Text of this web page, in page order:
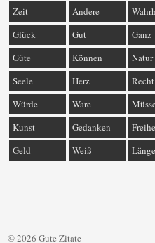
Zeit
Andere
Glück
Gut Ganz
Güte
Können Natur
Seele
Herz Recht
Würde
Ware
Kunst
Gedanken
Geld
Weiß Länge
© 2026 Gute Zitate